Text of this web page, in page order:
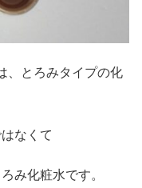
、とろみタイプの化
なくて
み化粧水です。